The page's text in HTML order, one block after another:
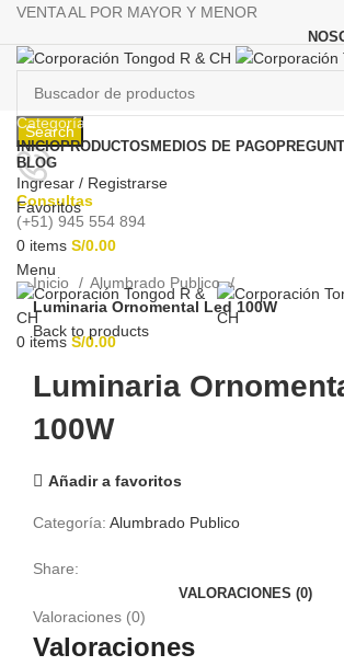
VENTA AL POR MAYOR Y MENOR
Search
Consultas
(+51) 945 554 894
0 items S/0.00
Menu
0 items S/0.00
Categorías
INICIOPRODUCTOS MEDIOS DE PAGO
BLOG
Ingresar / Registrarse
Favoritos
Inicio
Alumbrado Publico
Luminaria Ornomental Led 100W
Back to products
Luminaria
100W
Añadir a favoritos
Categoría: Alumbrado Publico
Share:
VALORACIONES (0)
Valoraciones (0)
Valoraciones